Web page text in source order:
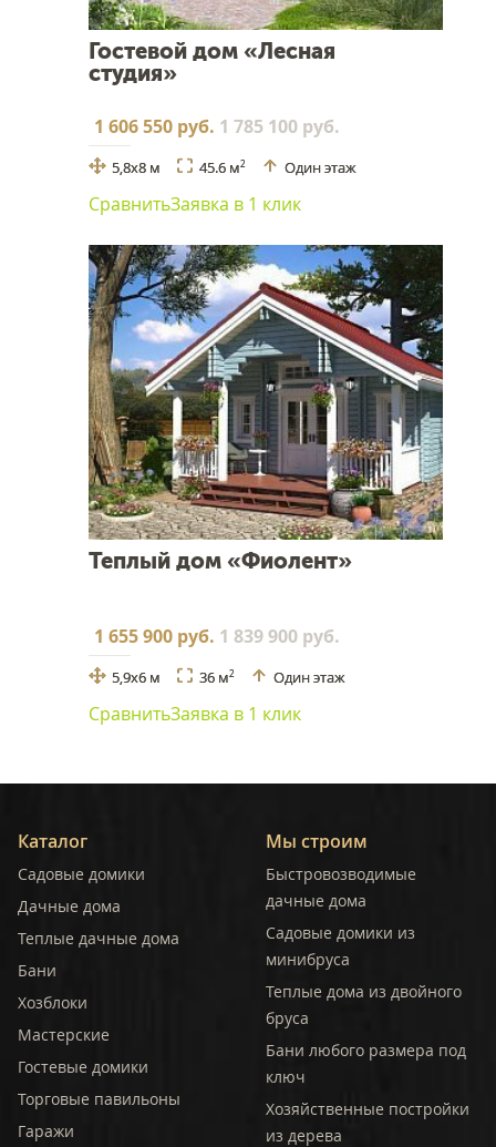
Гостевой дом «Лесная
студия»
1 606 550 руб. 1 785 100 руб.
5,8x8 м 45.6 м2 Один этаж
СравнитьЗаявка в 1 клик
Теплый дом «Фиолент»
1 655 900 руб. 1 839 900 руб.
5,9x6 м 36 м2 Один этаж
СравнитьЗаявка в 1 клик
Каталог
Садовые домики
Дачные дома
Теплые дачные дома
Бани
Хозблоки
Мастерские
Гостевые домики
Торговые павильоны
Гаражи
Мы строим
Быстровозводимые
дачные дома
Садовые домики из
минибруса
Теплые дома из двойного
бруса
Бани любого размера под
ключ
Хозяйственные постройки
из дерева